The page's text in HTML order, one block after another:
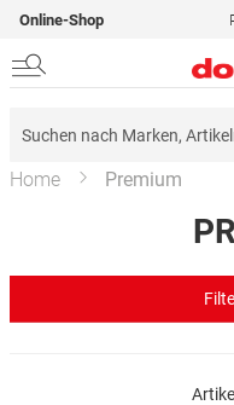
Online-Shop
Home Premium
Artikel